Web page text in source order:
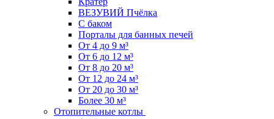
ВЕЗУВИЙ Пчёлка
С баком
Порталы для банных печей
От 4 до 9 м³
От 6 до 12 м³
От 8 до 20 м³
От 12 до 24 м³
От 20 до 30 м³
Более 30 м³
Отопительные котлы